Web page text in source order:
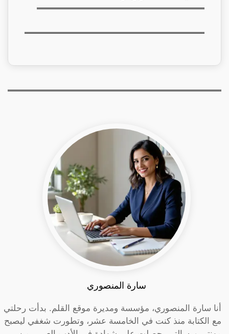
سارة المنصوري
أنا سارة المنصوري، مؤسسة ومديرة موقع القلم. بدأت رحلتي
مع الكتابة منذ كنت في الخامسة عشر، وتطورت شغفي ليصبح